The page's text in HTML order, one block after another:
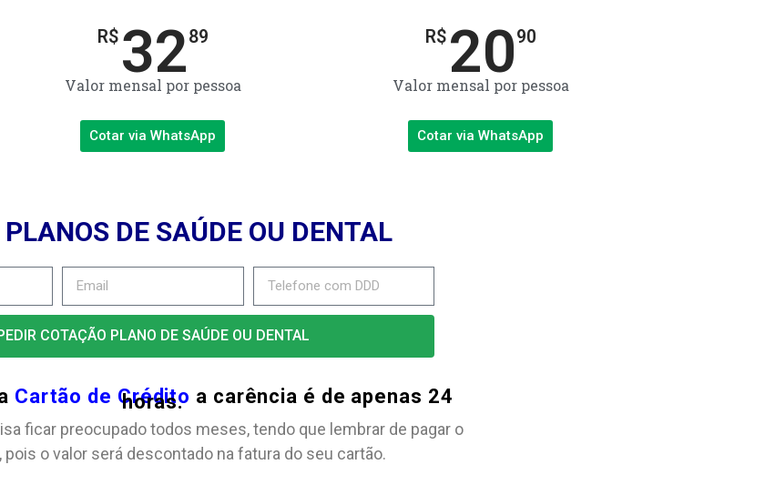
R$ 3289
Valor mensal por pessoa
Cotar via WhatsApp
R$ 2090
Valor mensal por pessoa
Cotar via WhatsApp
PLANOS DE SAÚDE OU DENTAL
COTAÇÃO PLANO DE SAÚDE OU DENTAL
Cartão de Crédito a carência é de apenas 24
horas.
ficar preocupado todos meses, tendo que lembrar de pagar o
pois o valor será descontado na fatura do seu cartão.